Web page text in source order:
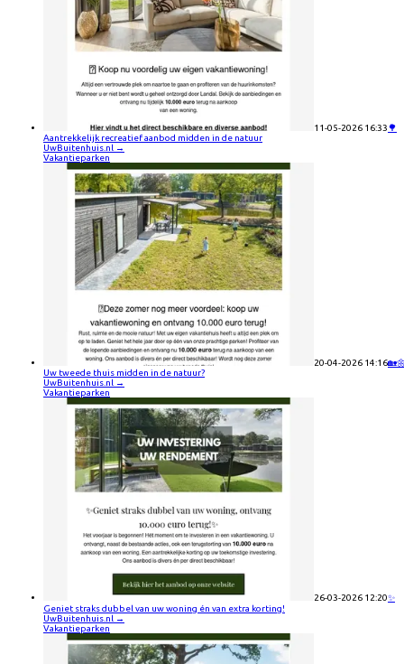
11-05-2026 16:33🌳
Aantrekkelijk recreatief aanbod midden in de natuur
UwBuitenhuis.nl →
Vakantieparken
20-04-2026 14:16
Uw tweede thuis midden in de natuur?
UwBuitenhuis.nl →
Vakantieparken
26-03-2026 12:20✨
Geniet straks dubbel van uw woning én van extra korting!
UwBuitenhuis.nl →
Vakantieparken